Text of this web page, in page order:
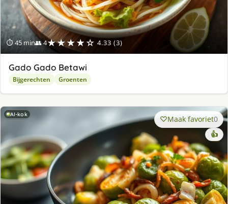
⏱ 45 min👥 4★★★★☆ 4.33 (3)
Gado Gado Betawi
Bijgerechten Groenten
AI-kok Maak favoriet0
👍